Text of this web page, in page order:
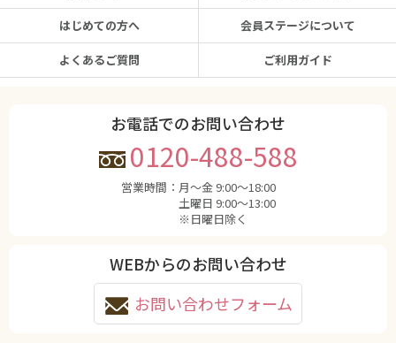
はじめての方へ
よくあるご質問
会員ステージについて
ご利用ガイド
お電話でのお問い合わせ
0120-488-588
営業時間： 月〜金 9:00〜18:00
土曜日 9:00〜13:00
※日曜日除く
WEBからのお問い合わせ
お問い合わせフォーム